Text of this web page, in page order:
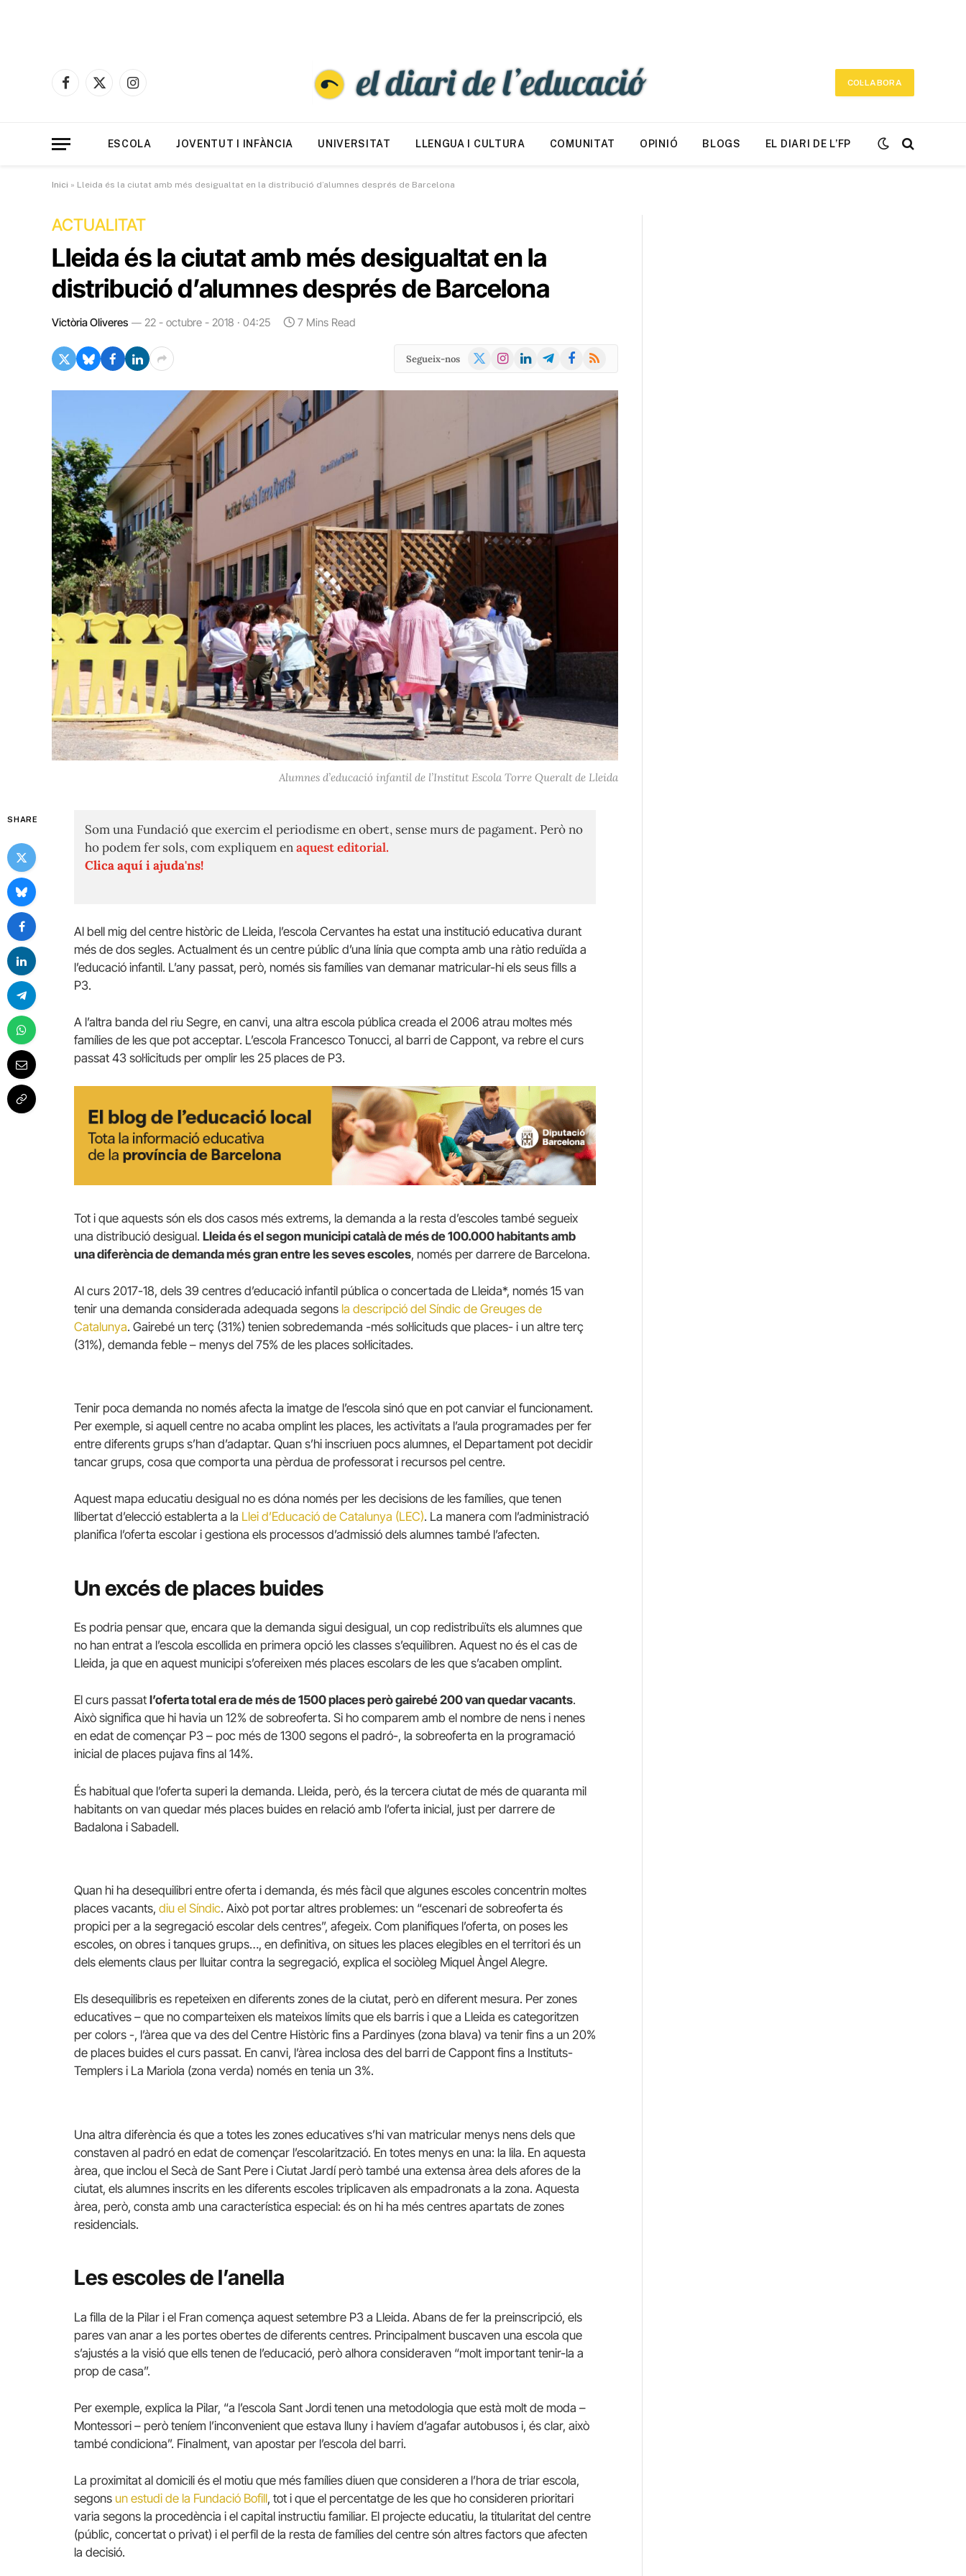
Facebook
X
Instagram
COL·LABORA
ESCOLA JOVENTUT I INFÀNCIA UNIVERSITAT LLENGUA I CULTURA COMUNITAT OPINIÓ BLOGS EL DIARI DE L’FP
Inici » Lleida és la ciutat amb més desigualtat en la distribució d’alumnes després de Barcelona
ACTUALITAT
Lleida és la ciutat amb més desigualtat en la
distribució d’alumnes després de Barcelona
Victòria Oliveres 22 - octubre - 2018 · 04:25 7 Mins Read
Segueix-nos
X
Instagram
LinkedInTelegramFacebook
RSS
Alumnes d’educació infantil de l’Institut Escola Torre Queralt de Lleida
SHARE
Som una Fundació que exercim el periodisme en obert, sense murs de pagament. Però no
ho podem fer sols, com expliquem enaquest editorial.
Clica aquí i ajuda'ns!
Al bell mig del centre històric de Lleida, l’escola Cervantes ha estat una institució educativa durant
més de dos segles. Actualment és un centre públic d’una línia que compta amb una ràtio reduïda a
l’educació infantil. L’any passat, però, només sis famílies van demanar matricular-hi els seus fills a
P3.
A l’altra banda del riu Segre, en canvi, una altra escola pública creada el 2006 atrau moltes més
famílies de les que pot acceptar. L’escola Francesco Tonucci, al barri de Cappont, va rebre el curs
passat 43 sol·licituds per omplir les 25 places de P3.
Tot i que aquests són els dos casos més extrems, la demanda a la resta d’escoles també segueix
una distribució desigual. Lleida és el segon municipi català de més de 100.000 habitants amb
una diferència de demanda més gran entre les seves escoles, només per darrere de Barcelona.
Al curs 2017-18, dels 39 centres d’educació infantil pública o concertada de Lleida*, només 15 van
tenir una demanda considerada adequada segons la descripció del Síndic de Greuges de
Catalunya. Gairebé un terç (31%) tenien sobredemanda -més sol·licituds que places- i un altre terç
(31%), demanda feble – menys del 75% de les places sol·licitades.
Tenir poca demanda no només afecta la imatge de l’escola sinó que en pot canviar el funcionament.
Per exemple, si aquell centre no acaba omplint les places, les activitats a l’aula programades per fer
entre diferents grups s’han d’adaptar. Quan s’hi inscriuen pocs alumnes, el Departament pot decidir
tancar grups, cosa que comporta una pèrdua de professorat i recursos pel centre.
Aquest mapa educatiu desigual no es dóna només per les decisions de les famílies, que tenen
llibertat d’elecció establerta a la Llei d’Educació de Catalunya (LEC). La manera com l’administració
planifica l’oferta escolar i gestiona els processos d’admissió dels alumnes també l’afecten.
Un excés de places buides
Es podria pensar que, encara que la demanda sigui desigual, un cop redistribuïts els alumnes que
no han entrat a l’escola escollida en primera opció les classes s’equilibren. Aquest no és el cas de
Lleida, ja que en aquest municipi s’ofereixen més places escolars de les que s’acaben omplint.
El curs passat l’oferta total era de més de 1500 places però gairebé 200 van quedar vacants.
Això significa que hi havia un 12% de sobreoferta. Si ho comparem amb el nombre de nens i nenes
en edat de començar P3 – poc més de 1300 segons el padró-, la sobreoferta en la programació
inicial de places pujava fins al 14%.
És habitual que l’oferta superi la demanda. Lleida, però, és la tercera ciutat de més de quaranta mil
habitants on van quedar més places buides en relació amb l’oferta inicial, just per darrere de
Badalona i Sabadell.
Quan hi ha desequilibri entre oferta i demanda, és més fàcil que algunes escoles concentrin moltes
places vacants, diu el Síndic. Això pot portar altres problemes: un “escenari de sobreoferta és
propici per a la segregació escolar dels centres”, afegeix. Com planifiques l’oferta, on poses les
escoles, on obres i tanques grups…, en definitiva, on situes les places elegibles en el territori és un
dels elements claus per lluitar contra la segregació, explica el sociòleg Miquel Àngel Alegre.
Els desequilibris es repeteixen en diferents zones de la ciutat, però en diferent mesura. Per zones
educatives – que no comparteixen els mateixos límits que els barris i que a Lleida es categoritzen
per colors -, l’àrea que va des del Centre Històric fins a Pardinyes (zona blava) va tenir fins a un 20%
de places buides el curs passat. En canvi, l’àrea inclosa des del barri de Cappont fins a Instituts-
Templers i La Mariola (zona verda) només en tenia un 3%.
Una altra diferència és que a totes les zones educatives s’hi van matricular menys nens dels que
constaven al padró en edat de començar l’escolarització. En totes menys en una: la lila. En aquesta
àrea, que inclou el Secà de Sant Pere i Ciutat Jardí però també una extensa àrea dels afores de la
ciutat, els alumnes inscrits en les diferents escoles triplicaven als empadronats a la zona. Aquesta
àrea, però, consta amb una característica especial: és on hi ha més centres apartats de zones
residencials.
Les escoles de l’anella
La filla de la Pilar i el Fran comença aquest setembre P3 a Lleida. Abans de fer la preinscripció, els
pares van anar a les portes obertes de diferents centres. Principalment buscaven una escola que
s’ajustés a la visió que ells tenen de l’educació, però alhora consideraven “molt important tenir-la a
prop de casa”.
Per exemple, explica la Pilar, “a l’escola Sant Jordi tenen una metodologia que està molt de moda –
Montessori – però teníem l’inconvenient que estava lluny i havíem d’agafar autobusos i, és clar, això
també condiciona”. Finalment, van apostar per l’escola del barri.
La proximitat al domicili és el motiu que més famílies diuen que consideren a l’hora de triar escola,
segons un estudi de la Fundació Bofill, tot i que el percentatge de les que ho consideren prioritari
varia segons la procedència i el capital instructiu familiar. El projecte educatiu, la titularitat del centre
(públic, concertat o privat) i el perfil de la resta de famílies del centre són altres factors que afecten
la decisió.